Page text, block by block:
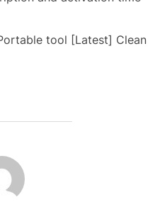
tool [Latest] Clean
PUBLICATION